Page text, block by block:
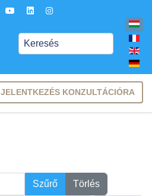
Keresés
JELENTKEZÉS KONZULTÁCIÓRA
Szűrő
Törlés